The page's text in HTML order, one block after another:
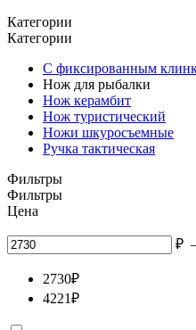
Категории
Категории
С фиксированным
Нож для рыбалки
Нож керамбит
Нож туристический
Ножи шкуросъемные
Ручка тактическая
Фильтры
Фильтры
Цена
₽
2730₽
4221₽